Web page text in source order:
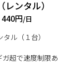
ンタル）
440円/日
ル（１台）
超で速度制限あ